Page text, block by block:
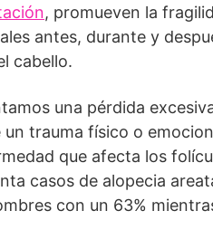
, promueven la
antes, durante y
cabello.
una pérdida
trauma físico o
que afecta los
casos de alopecia
con un 63%